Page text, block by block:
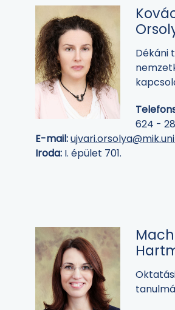
Dékáni
624 -
E-mail:
Iroda: I. épület 701.